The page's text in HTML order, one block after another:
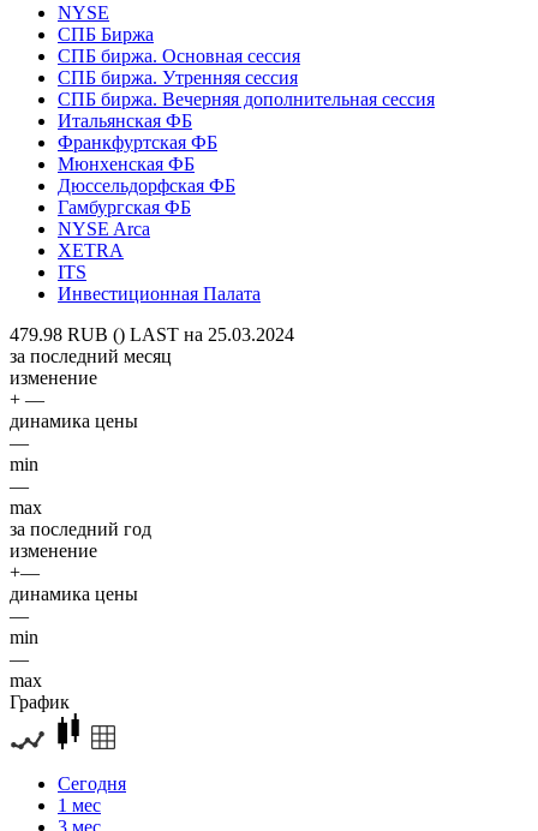
NYSE
СПБ Биржа
СПБ биржа. Основная сессия
СПБ биржа. Утренняя сессия
СПБ биржа. Вечерняя дополнительная сессия
Итальянская ФБ
Франкфуртская ФБ
Мюнхенская ФБ
Дюссельдорфская ФБ
Гамбургская ФБ
NYSE Arca
XETRA
ITS
Инвестиционная Палата
479.98 RUB () LAST на 25.03.2024
за последний месяц
изменение
+ —
динамика цены
—
min
—
max
за последний год
изменение
+—
динамика цены
—
min
—
max
График
Сегодня
1 мес
3 мес